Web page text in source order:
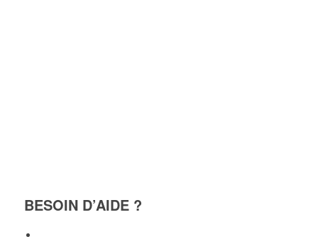
BESOIN D’AIDE ?